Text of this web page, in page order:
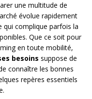
une multitude de
évolue rapidement
qui complique parfois la
Que ce soit pour
en toute mobilité,
besoins suppose de
connaître les bonnes
repères essentiels